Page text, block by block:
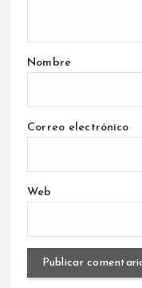
Nombre
Correo electrónico
Web